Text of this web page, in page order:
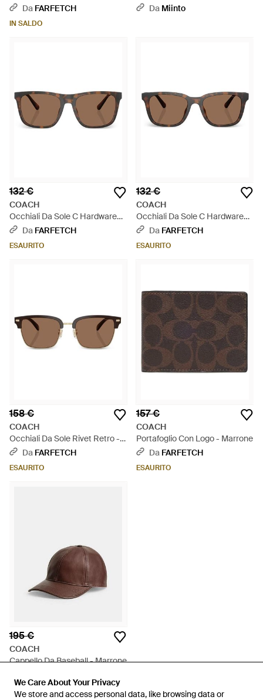
We Care About Your Privacy
We store and access personal data, like browsing data or
We Care About Your Privacy
We store and access personal data, like browsing data or
Da FARFETCH
IN SALDO
Marrone
Da Miinto
132 €
COACH
Occhiali Da Sole C Hardware
Squadrati - Marrone
Da FARFETCH
ESAURITO
132 €
COACH
Occhiali Da Sole C Hardware
Squadrati - Marrone
Da FARFETCH
ESAURITO
158 €
COACH
Occhiali Da Sole Rivet Retro -
Marrone
Da FARFETCH
ESAURITO
157 €
COACH
Portafoglio Con Logo - Marrone
Da FARFETCH
ESAURITO
195 €
COACH
Cappello Da Baseball - Marrone
ESAURITO